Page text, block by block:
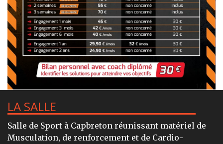
LA SALLE
Salle de Sport à Capbreton réunissant matériel de
Musculation, de renforcement et de Cardio-